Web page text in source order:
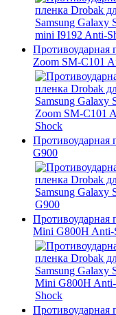
Противоударная
Zoom SM-C101
Противоударная
G900
Противоударная
Mini G800H Anti-
Противоударная